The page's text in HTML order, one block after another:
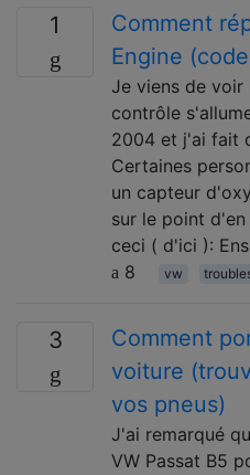
1
Comment
Engine
Je viens de
contrôle
2004 et j'ai fait
Certaines
un capteur
sur le point
ceci ( d'ici ):
8
vw
3
Comment
voiture
vos pneus)
J'ai remarqué
VW Passat B5